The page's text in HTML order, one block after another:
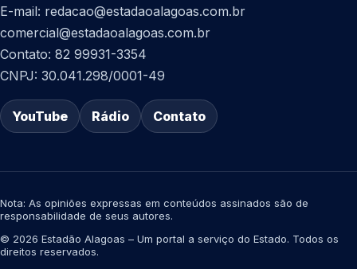
E-mail: redacao@estadaoalagoas.com.br
comercial@estadaoalagoas.com.br
Contato: 82 99931-3354
CNPJ: 30.041.298/0001-49
YouTube Rádio Contato
Nota: As opiniões expressas em conteúdos assinados são de
responsabilidade de seus autores.
© 2026 Estadão Alagoas – Um portal a serviço do Estado. Todos os
direitos reservados.